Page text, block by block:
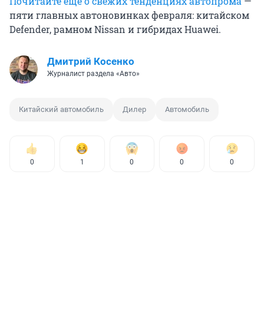
пяти главных автоновинках февраля: китайском
Defender, рамном Nissan и гибридах Huawei.
Дмитрий Косенко
Журналист раздела «Авто»
Китайский автомобиль Дилер Автомобиль
0 1 0 0 0